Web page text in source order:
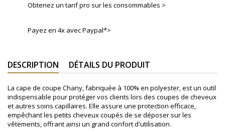
Obtenez un tarif pro sur les consommables >
Payez en 4x avec Paypal*>
DESCRIPTION DÉTAILS DU PRODUIT
La cape de coupe Chany, fabriquée à 100% en polyester, est un outil
indispensable pour protéger vos clients lors des coupes de cheveux
et autres soins capillaires. Elle assure une protection efficace,
empêchant les petits cheveux coupés de se déposer sur les
vêtements, offrant ainsi un grand confort d'utilisation.